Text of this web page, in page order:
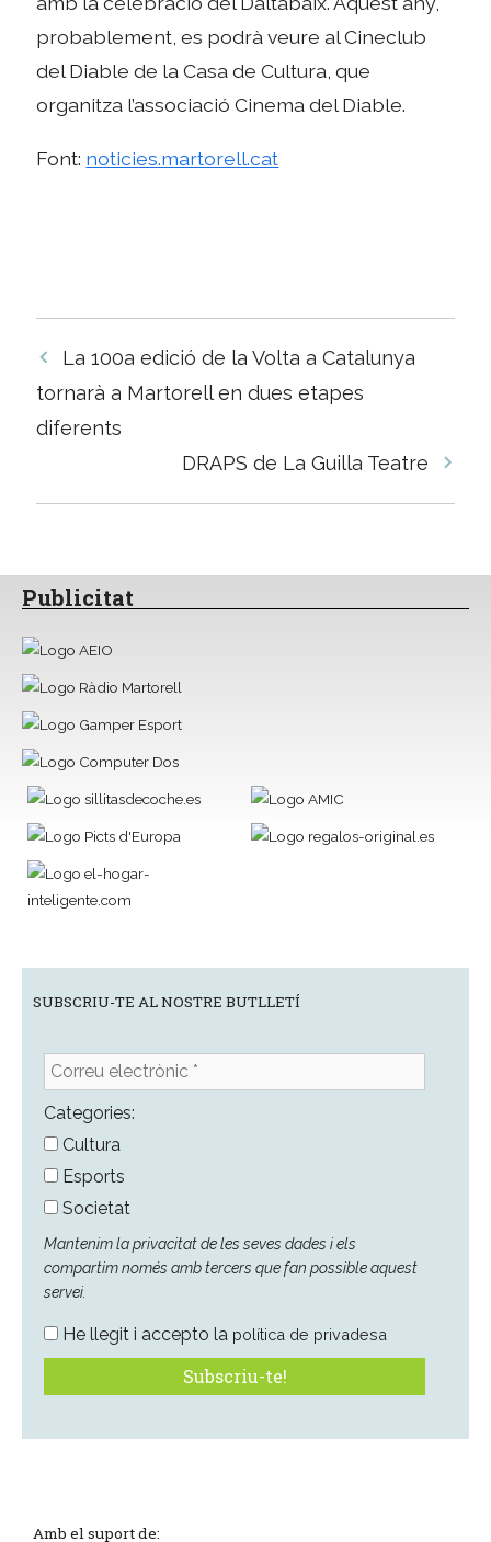
probablement, es podrà veure al Cineclub
del Diable de la Casa de Cultura, que
organitza l’associació Cinema del Diable.
Font: noticies.martorell.cat
Navegació
per
La 100a edició de la Volta a Catalunya
tornarà a Martorell en dues etapes
diferents
DRAPS de La Guilla Teatre
Publicitat
SUBSCRIU-TE AL NOSTRE BUTLLETÍ
Correu
electrònic
*Categories:
Cultura
Esports
Societat
Mantenim la privacitat de les seves dades i els
compartim només amb tercers que fan possible aquest
servei.
He llegit i accepto la política de privadesa
Amb el suport de: